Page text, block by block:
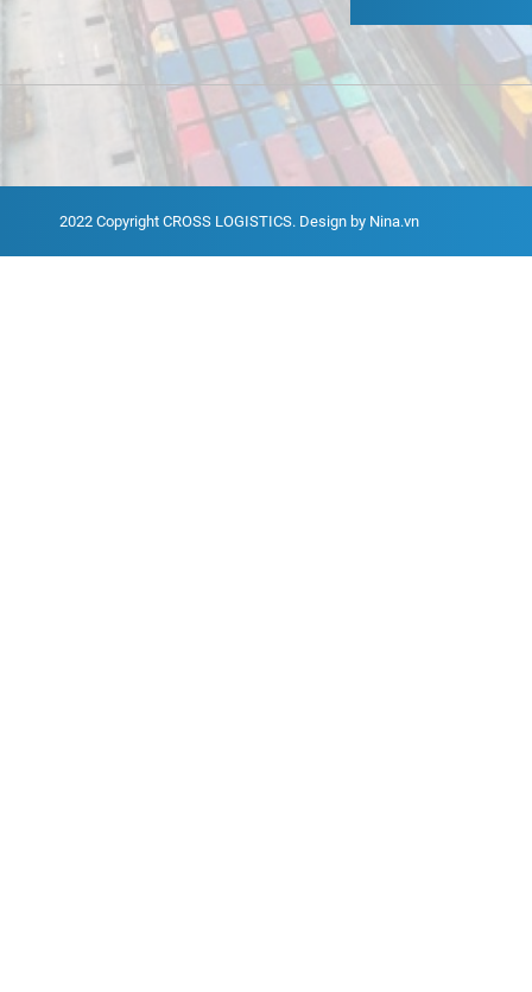
2022 Copyright CROSS LOGISTICS. Design by Nina.vn